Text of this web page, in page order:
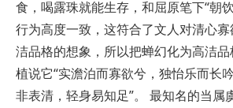
食，喝露珠就能生存，和屈原笔下“朝
行为高度一致，这符合了文人对清心
洁品格的想象，所以把蝉幻化为高洁
植说它“实澹泊而寡欲兮，独怡乐而长
非表清，轻身易知足”。 最知名的当属